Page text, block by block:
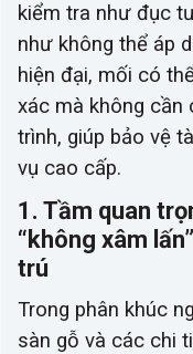
kiểm tra như đục
như không thể áp
hiện đại, mối có
xác mà không cần
trình, giúp bảo vệ
vụ cao cấp.
1. Tầm quan
“không xâm
trú
Trong phân khúc
sàn gỗ và các chi